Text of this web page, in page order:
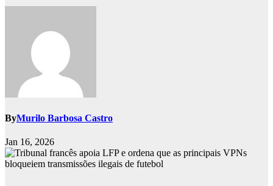
ByMurilo Barbosa Castro
Jan 16, 2026